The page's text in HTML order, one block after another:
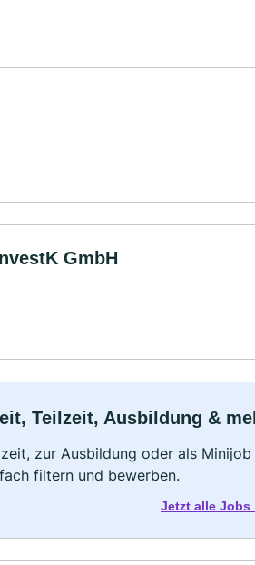
GmbH
Teilzeit, Ausbildung &
zur Ausbildung oder als
filtern und bewerben.
Jetzt alle Jobs